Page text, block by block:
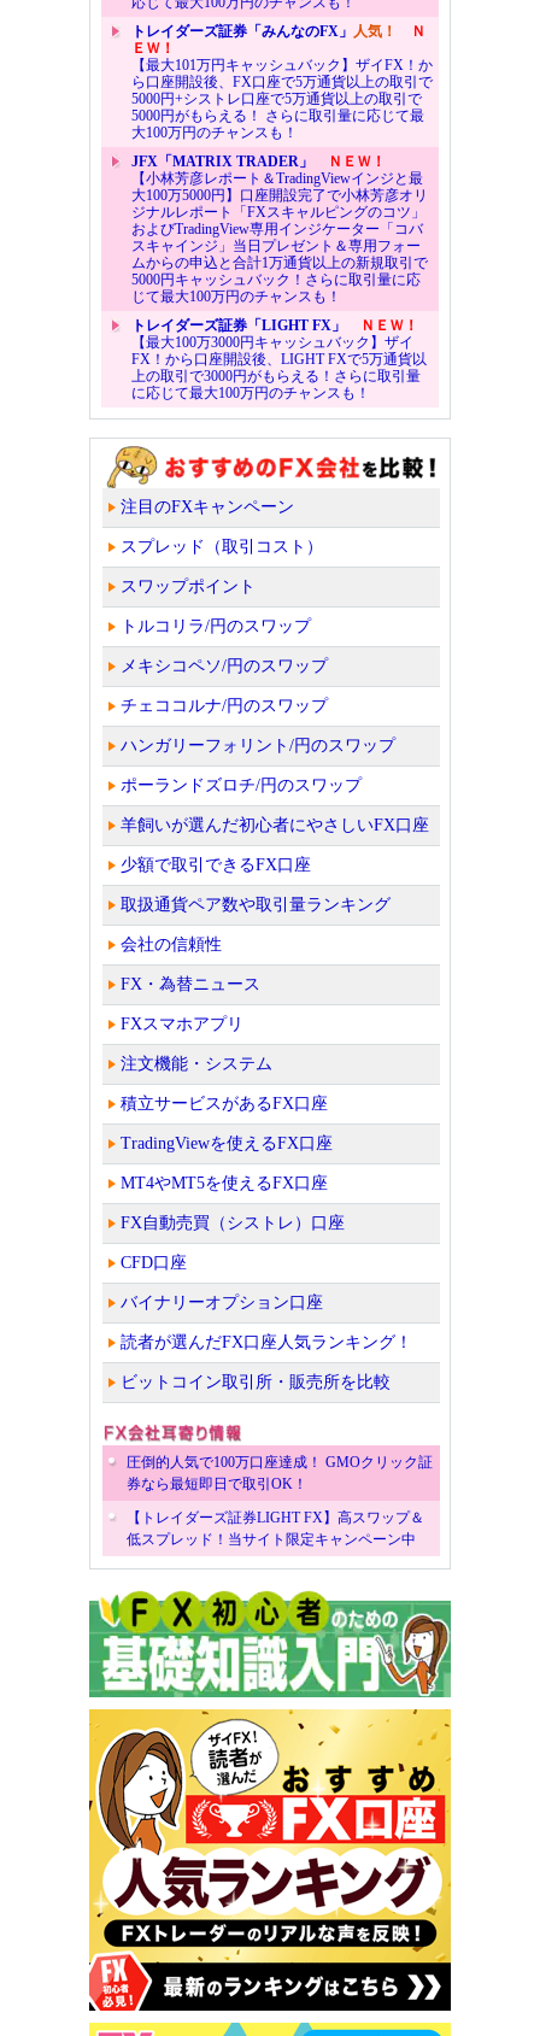
トレイダーズ証券「みんなのFX」 人気！
Ｎ
ＥＷ！
【最大101万円キャッシュバック】ザイFX！か
ら口座開設後、FX口座で5万通貨以上の取引で
5000円+シストレ口座で5万通貨以上の取引で
5000円がもらえる！ さらに取引量に応じて最
大100万円のチャンスも！
JFX「MATRIX TRADER」
ＮＥＷ！
【小林芳彦レポート＆TradingViewインジと最
大100万5000円】口座開設完了で小林芳彦オリ
ジナルレポート「FXスキャルピングのコツ」
およびTradingView専用インジケーター「コバ
スキャインジ」当日プレゼント＆専用フォー
ムからの申込と合計1万通貨以上の新規取引で
5000円キャッシュバック！さらに取引量に応
じて最大100万円のチャンスも！
トレイダーズ証券「LIGHT FX」
ＮＥＷ！
【最大100万3000円キャッシュバック】ザイ
FX！から口座開設後、LIGHT FXで5万通貨以
上の取引で3000円がもらえる！さらに取引量
に応じて最大100万円のチャンスも！
注目のFXキャンペーン
スプレッド（取引コスト）
スワップポイント
トルコリラ/円のスワップ
メキシコペソ/円のスワップ
チェココルナ/円のスワップ
ハンガリーフォリント/円のスワップ
ポーランドズロチ/円のスワップ
羊飼いが選んだ初心者にやさしいFX口座
少額で取引できるFX口座
取扱通貨ペア数や取引量ランキング
会社の信頼性
FX・為替ニュース
FXスマホアプリ
注文機能・システム
積立サービスがあるFX口座
TradingViewを使えるFX口座
MT4やMT5を使えるFX口座
FX自動売買（シストレ）口座
CFD口座
バイナリーオプション口座
読者が選んだFX口座人気ランキング！
ビットコイン取引所・販売所を比較
圧倒的人気で100万口座達成！ GMOクリック証
券なら最短即日で取引OK！
【トレイダーズ証券LIGHT FX】高スワップ＆
低スプレッド！当サイト限定キャンペーン中